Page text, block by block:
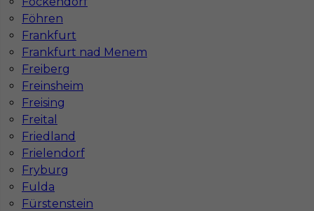
Föhren
Frankfurt
Frankfurt nad Menem
Freiberg
Freinsheim
Freising
Freital
Friedland
Frielendorf
Fryburg
Fulda
Fürstenstein
Praca Augsburg
Praca Hamburg
Praca Berlin
Praca Hannover
Praca Dortmund
Praca Magdeburg